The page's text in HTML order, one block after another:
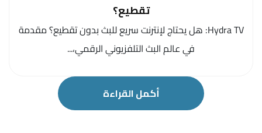
تقطيع؟
Hydra TV: هل يحتاج لإنترنت سريع للبث بدون تقطيع؟ مقدمة
في عالم البث التلفزيوني الرقمي،...
أكمل القراءة